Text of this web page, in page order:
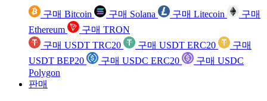
구매 Bitcoin 구매 Solana 구매 Litecoin
구매
Ethereum
구매 TRON
구매 USDT TRC20
구매 USDT ERC20
구매
USDT BEP20
구매 USDC ERC20
구매 USDC
Polygon
판매